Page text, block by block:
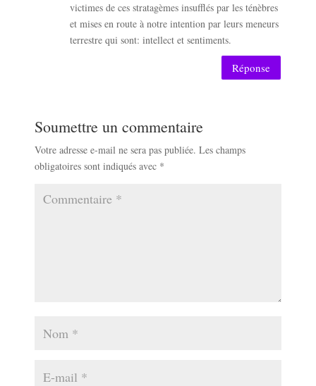
victimes de ces stratagèmes insufflés par les ténèbres
et mises en route à notre intention par leurs meneurs
terrestre qui sont: intellect et sentiments.
Réponse
Soumettre un commentaire
Votre adresse e-mail ne sera pas publiée. Les champs
obligatoires sont indiqués avec *